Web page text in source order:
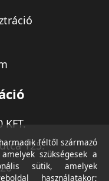
KFT.
125.féltől származó
szükségesek a
sütik, amelyek
használatakor;